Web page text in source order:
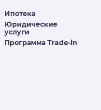
Ипотека
Юридические
услуги
Программа Trade-in